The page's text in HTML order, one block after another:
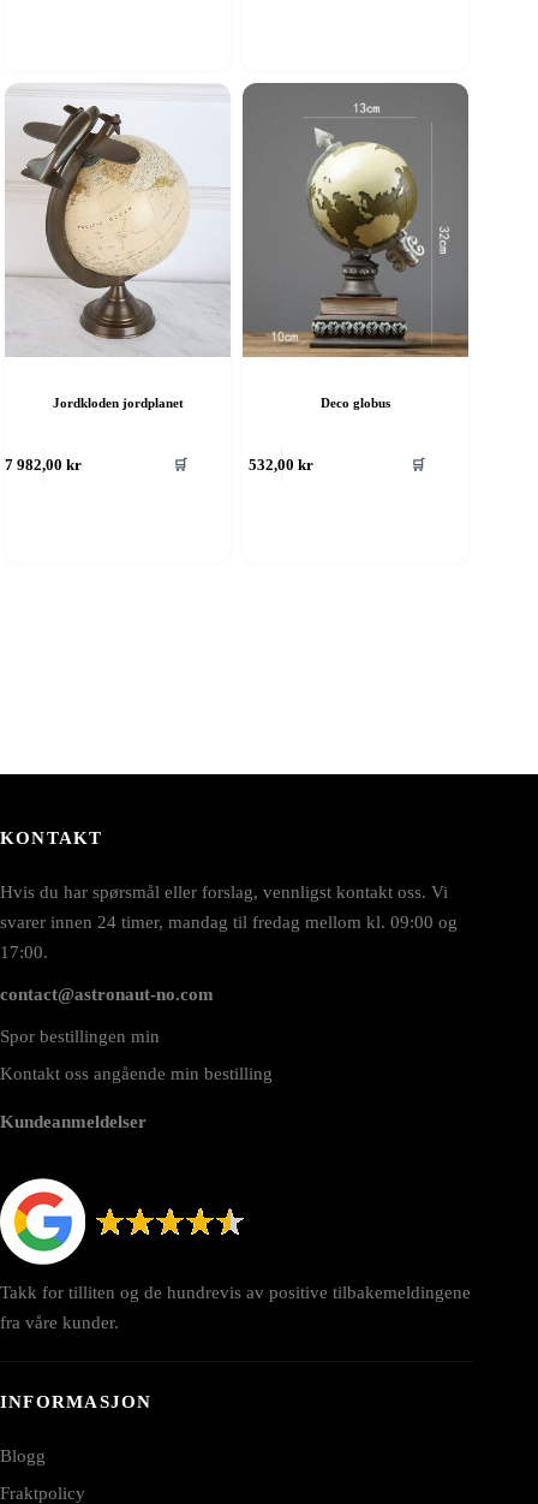
Jordkloden jordplanet
7 982,00kr 🛒
Deco globus
532,00kr 🛒
KONTAKT
Hvis du har spørsmål eller forslag, vennligst kontakt oss. Vi
svarer innen 24 timer, mandag til fredag mellom kl. 09:00 og
17:00.
contact@astronaut-no.com
Spor bestillingen min
Kontakt oss angående min bestilling
Kundeanmeldelser
Takk for tilliten og de hundrevis av positive tilbakemeldingene
fra våre kunder.
INFORMASJON
Blogg
Fraktpolicy